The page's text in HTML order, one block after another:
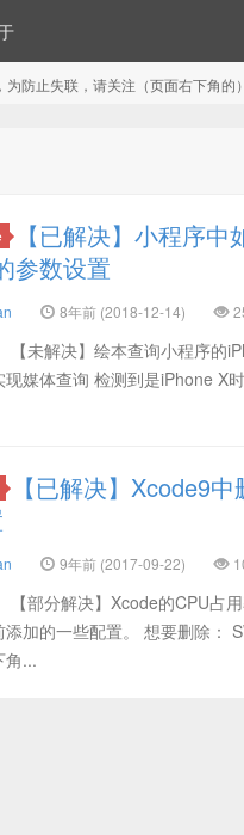
防止失联，请关注（页面右下角的
【已解决】小程序
参数设置
8年前 (2018-12-14)
【未解决】绘本查询小程序的
现媒体查询 检测到是iPhone X
【已解决】Xcode9
9年前 (2017-09-22)
【部分解决】Xcode的CPU占
添加的一些配置。 想要删除：
角...